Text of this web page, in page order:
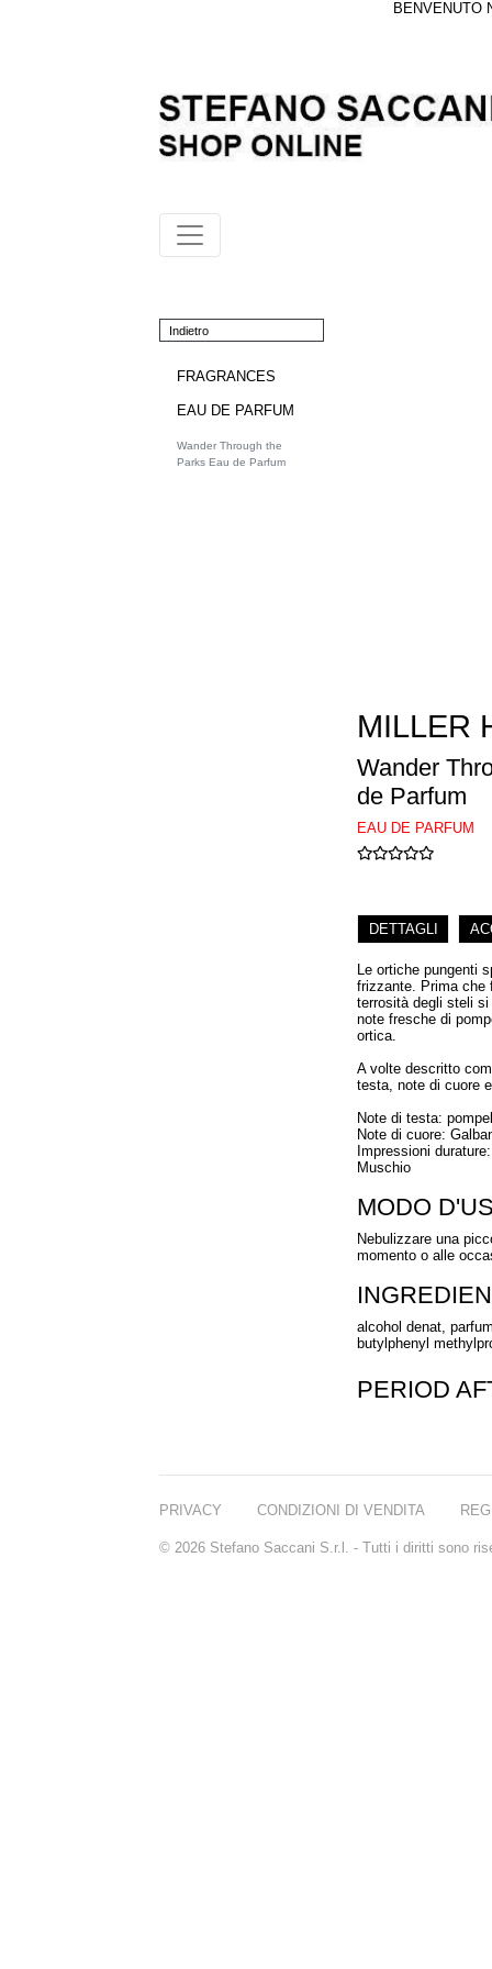
BENVENUTO
Indietro
FRAGRANCES
EAU DE PARFUM
Wander Through the
Parks Eau de Parfum
MILLER
Wander
de Parfum
EAU DE PARFUM
DETTAGLI
Le ortiche pungenti
frizzante. Prima che
terrosità degli steli
note fresche di
ortica.
A volte descritto
testa, note di cuore
Note di testa:
Note di cuore:
Impressioni
Muschio
MODO
Nebulizzare una
momento o alle
alcohol denat,
butylphenyl
PERIOD
PRIVACY CONDIZIONI DI VENDITA
© 2026 Stefano Saccani S.r.l. - Tutti i diritti sono